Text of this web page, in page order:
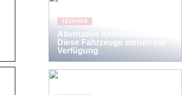
TECHNIK
Alternative Antriebsarten:
Diese Fahrzeuge stehen zur
Verfügung